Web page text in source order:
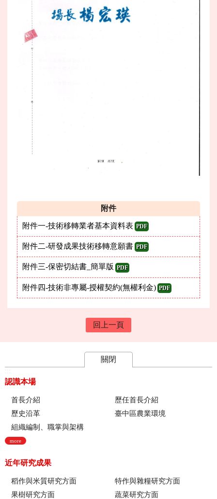
附件
附件一-技術移轉業者基本資料表 PDF
附件二-研發成果技術移轉意願書 PDF
附件三-保密切結書_簡單版 PDF
附件四-技術非專屬-授權契約(無權利金) PDF
回上一頁
關閉
認識本場
首長介紹
歷任首長介紹
歷史沿革
臺中區農業環境
組織編制、職掌與架構
more
近年研究成果
稻作與米質研究方面
特作與雜糧研究方面
果樹研究方面
蔬菜研究方面